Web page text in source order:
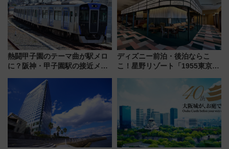
熱闘甲子園のテーマ曲が駅メロ
に？阪神・甲子園駅の接近メロ
谷実アレンジの特別仕様へ、8月
5日始発から
ディズニー前泊・後泊ならこ
こ！星野リゾート「1955東京ベ
つの理由 無料バス＆24時間サー